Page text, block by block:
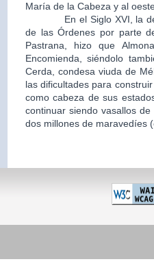
María de la Cabeza y al
En el Siglo XVI, la
de las Órdenes por parte
Pastrana, hizo que
Encomienda, siéndolo
Cerda, condesa viuda de
las dificultades para
como cabeza de sus
continuar siendo vasallos
dos millones de maravedíes